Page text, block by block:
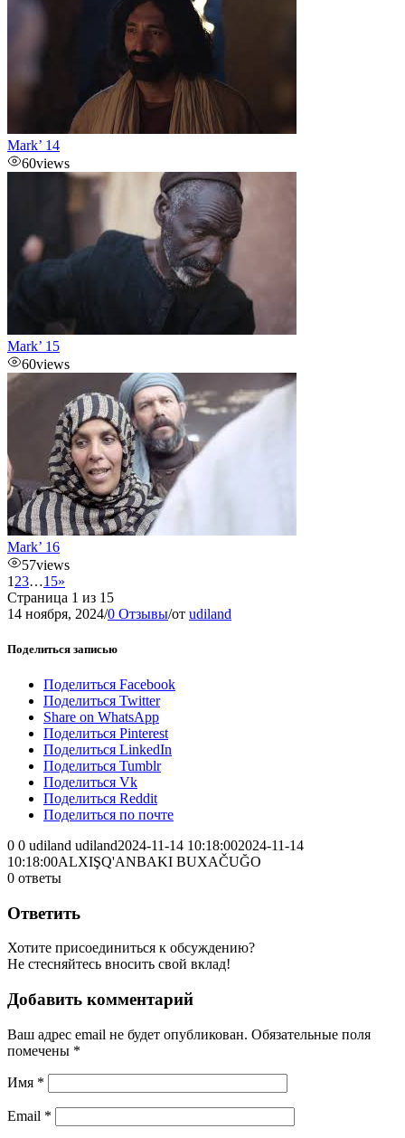
Mark’ 14
60views
Mark’ 15
60views
Mark’ 16
57views
1 23…15»
Страница 1 из 15
14 ноября, 2024/0 Отзывы/от udiland
Поделиться записью
Поделиться Facebook
Поделиться Twitter
Share on WhatsApp
Поделиться Pinterest
Поделиться LinkedIn
Поделиться Tumblr
Поделиться Vk
Поделиться Reddit
Поделиться по почте
0 0 udiland udiland2024-11-14 10:18:002024-11-14
10:18:00ALXIŞQ'ANBAKI BUXAČUĞO
0 ответы
Ответить
Хотите присоединиться к обсуждению?
Не стесняйтесь вносить свой вклад!
Добавить комментарий
Ваш адрес email не будет опубликован. Обязательные поля
помечены *
Имя *
Email *